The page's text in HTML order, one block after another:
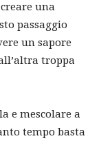
una
passaggio
un sapore
troppa
e mescolare a
tempo basta